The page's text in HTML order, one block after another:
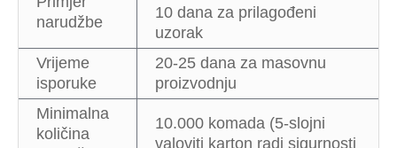
narudžbe
10 dana za prilagođeni
uzorak
Vrijeme
isporuke
20-25 dana za masovnu
proizvodnju
Minimalna
količina
10.000 komada (5-slojni
valoviti karton radi sigurnosti